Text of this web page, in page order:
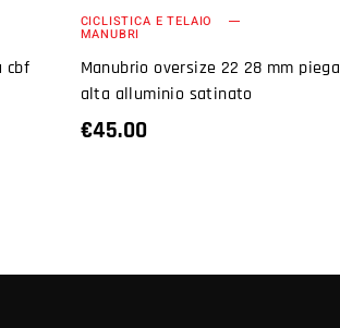
cbf
CICLISTICA E TELAIO
MANUBRI
Manubrio oversize 22 28 mm piega
alta alluminio satinato
€45.00